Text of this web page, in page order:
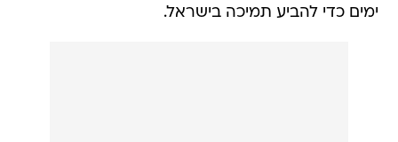
ימים כדי להביע תמיכה בישראל.